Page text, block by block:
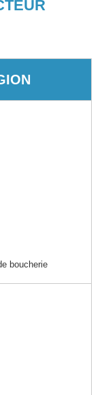
boucherie